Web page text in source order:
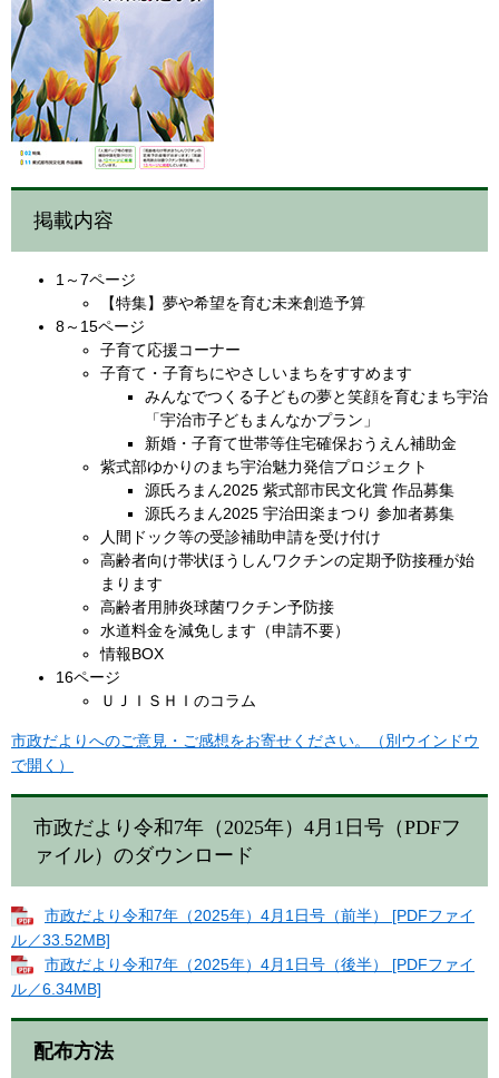
掲載内容
1～7ページ
【特集】夢や希望を育む未来創造予算
8～15ページ
子育て応援コーナー
子育て・子育ちにやさしいまちをすすめます
みんなでつくる子どもの夢と笑顔を育むまち宇治
「宇治市子どもまんなかプラン」
新婚・子育て世帯等住宅確保おうえん補助金
紫式部ゆかりのまち宇治魅力発信プロジェクト
源氏ろまん2025 紫式部市民文化賞 作品募集
源氏ろまん2025 宇治田楽まつり 参加者募集
人間ドック等の受診補助申請を受け付け
高齢者向け帯状ほうしんワクチンの定期予防接種が始
まります
高齢者用肺炎球菌ワクチン予防接
水道料金を減免します（申請不要）
情報BOX
16ページ
ＵＪＩＳＨＩのコラム​
市政だよりへのご意見・ご感想をお寄せください。（別ウインドウ
で開く）
市政だより令和7年（2025年）4月1日号（PDFフ
ァイル）のダウンロード
市政だより令和7年（2025年）4月1日号（前半） [PDFファイ
ル／33.52MB]
市政だより令和7年（2025年）4月1日号（後半） [PDFファイ
ル／6.34MB]
配布方法